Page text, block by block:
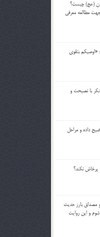
(عج) چيست؟
مطالعه معرفي
«اوصيكم بتقوي
با نصيحت و
داده و مراحل
پرخاش نكند؟
مصداق بارز حديث
شوم و اين روايت